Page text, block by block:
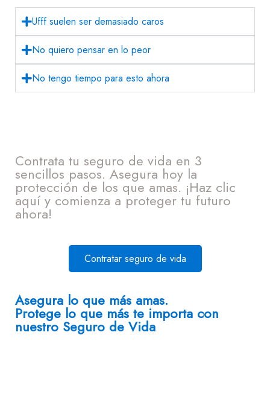
Ufff suelen ser demasiado caros
No quiero pensar en lo peor
No tengo tiempo para esto ahora
Contrata tu seguro de vida en 3
sencillos pasos. Asegura hoy la
protección de los que amas. ¡Haz clic
aquí y comienza a proteger tu futuro
ahora!
Contratar seguro de vida
Asegura lo que más amas.
Protege lo que más te importa con
nuestro Seguro de Vida